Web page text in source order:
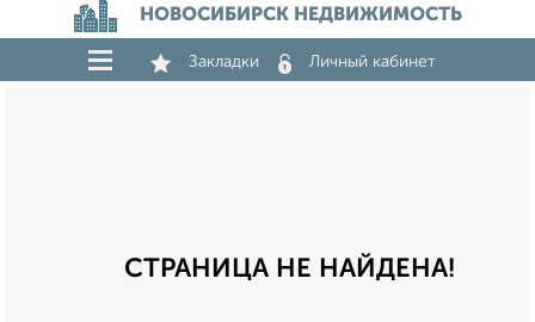
НОВОСИБИРСК НЕДВИЖИМОСТЬ
Закладки Личный кабинет
СТРАНИЦА НЕ НАЙДЕНА!